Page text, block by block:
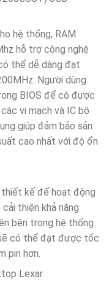
hệ thống, RAM
hỗ trợ công nghệ
thể dễ dàng đạt
Người dùng
BIOS để có được
vi mạch và IC bộ
giúp đảm bảo sản
cao nhất với độ ổn
thiết kế để hoạt động
thiện khả năng
bên trong hệ thống.
có thể đạt được tốc
pin hơn.
Lexar